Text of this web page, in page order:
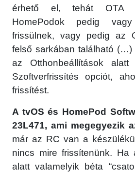
érhető el, tehát OTA
HomePodok pedig vagy
frissülnek, vagy pedig az
felső sarkában található (…)
az Otthonbeállítások
Szoftverfrissítés opciót,
frissítést.
A tvOS és HomePod
23L471, ami megegyezik
már az RC van a
nincs mire frissítenünk. Ha
alatt valamelyik béta